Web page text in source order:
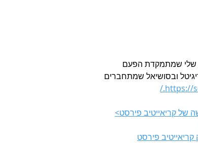
שלי שמתמקדת הפעם
ובסושיאל שמתחברים
https://
של קריאייטיב פירסט>
פירסט